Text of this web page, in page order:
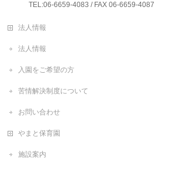
TEL:06-6659-4083 / FAX 06-6659-4087
法人情報
法人情報
入園をご希望の方
苦情解決制度について
お問い合わせ
やまと保育園
施設案内